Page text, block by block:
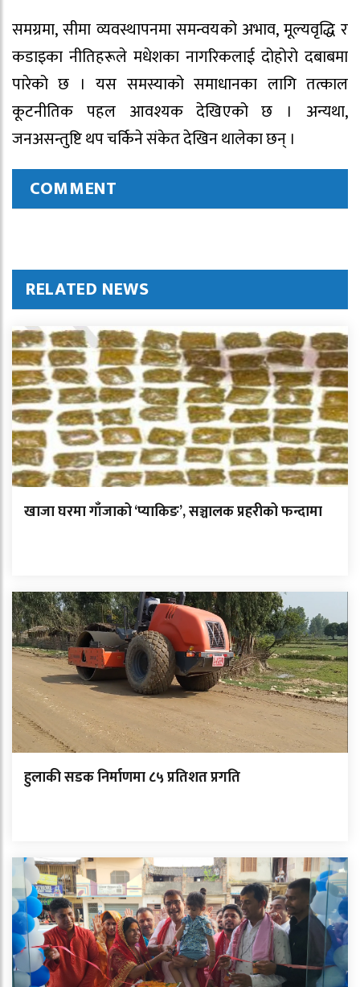
समग्रमा, सीमा व्यवस्थापनमा समन्वयको अभाव, मूल्यवृद्धि र
कडाइका नीतिहरूले मधेशका नागरिकलाई दोहोरो दबाबमा
पारेको छ । यस समस्याको समाधानका लागि तत्काल
कूटनीतिक पहल आवश्यक देखिएको छ । अन्यथा,
जनअसन्तुष्टि थप चर्किने संकेत देखिन थालेका छन् ।
COMMENT
RELATED NEWS
खाजा घरमा गाँजाको ‘प्याकिङ’, सञ्चालक प्रहरीको फन्दामा
हुलाकी सडक निर्माणमा ८५ प्रतिशत प्रगति